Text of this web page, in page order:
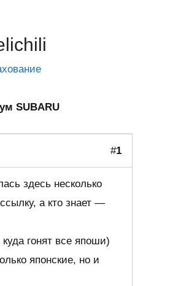
SUBARU
#1
здесь несколько
а кто знает —
гонят все япоши)
японские, но и